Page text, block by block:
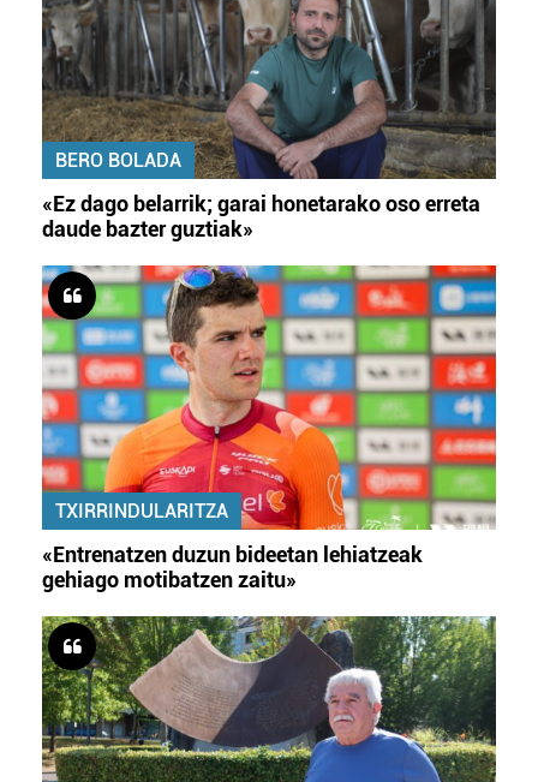
BERO BOLADA
«Ez dago belarrik; garai honetarako oso erreta
daude bazter guztiak»
TXIRRINDULARITZA
«Entrenatzen duzun bideetan lehiatzeak
gehiago motibatzen zaitu»